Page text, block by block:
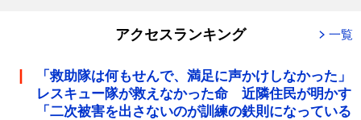
アクセスランキング 一覧
「救助隊は何もせんで、満足に声かけしなかった」
レスキュー隊が救えなかった命 近隣住民が明かす
「二次被害を出さないのが訓練の鉄則になっている